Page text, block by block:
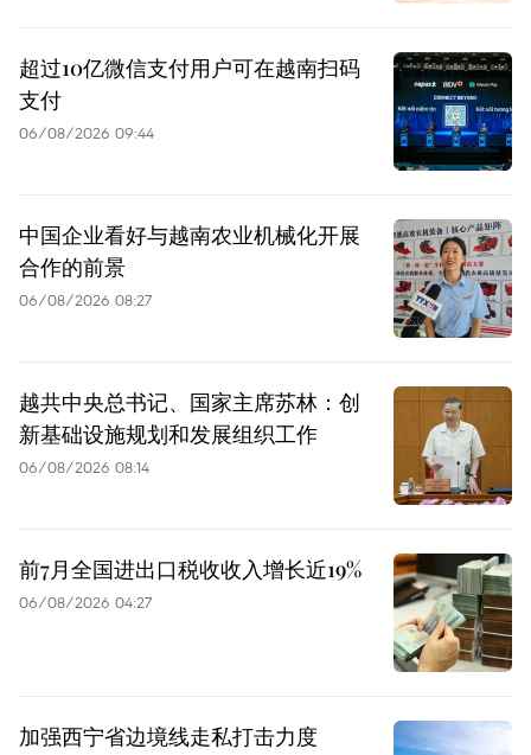
超过10亿微信支付用户可在越南扫码
支付
06/08/2026 09:44
中国企业看好与越南农业机械化开展
合作的前景
06/08/2026 08:27
越共中央总书记、国家主席苏林：创
新基础设施规划和发展组织工作
06/08/2026 08:14
前7月全国进出口税收收入增长近19%
06/08/2026 04:27
加强西宁省边境线走私打击力度